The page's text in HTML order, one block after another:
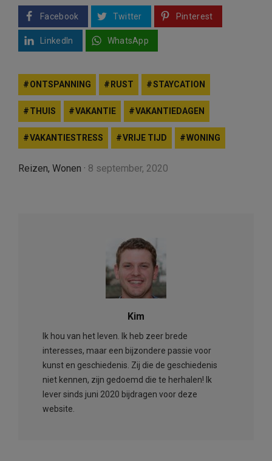
Facebook Twitter Pinterest
LinkedIn WhatsApp
ONTSPANNING RUST STAYCATION
THUIS VAKANTIE VAKANTIEDAGEN
VAKANTIESTRESS VRIJE TIJD WONING
Reizen, Wonen · 8 september, 2020
Kim
Ik hou van het leven. Ik heb zeer brede
interesses, maar een bijzondere passie voor
kunst en geschiedenis. Zij die de geschiedenis
niet kennen, zijn gedoemd die te herhalen! Ik
lever sinds juni 2020 bijdragen voor deze
website.